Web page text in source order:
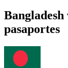
pasaportes